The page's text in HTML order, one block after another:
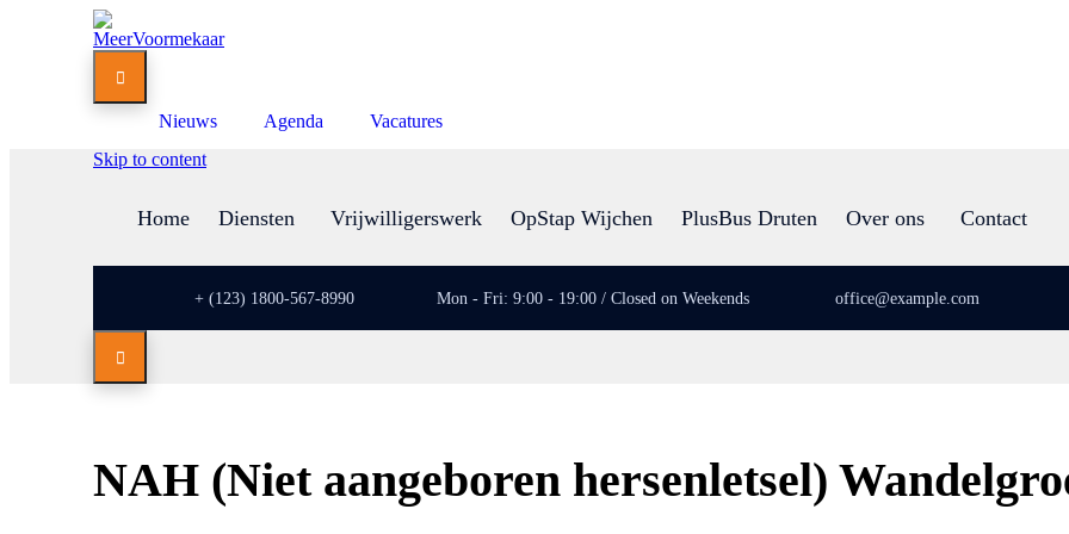

Nieuws Agenda
Vacatures
Skip to content
Home Diensten Vrijwilligerswerk OpStap Wijchen PlusBus Druten Over ons Contact
+ (123) 1800-567-8990 Mon - Fri: 9:00 - 19:00 / Closed on Weekends office@example.com

NAH (Niet aangeboren hersenletsel)